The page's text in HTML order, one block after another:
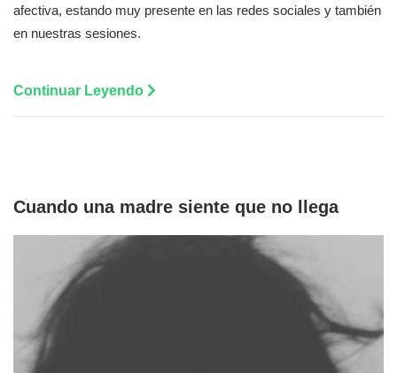
afectiva, estando muy presente en las redes sociales y también
en nuestras sesiones.
Continuar Leyendo
Cuando una madre siente que no llega